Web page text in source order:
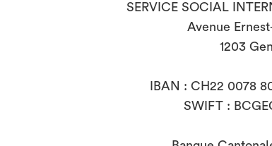
SERVICE SOCIAL
Avenue
1203
IBAN : CH22 0078
SWIFT :